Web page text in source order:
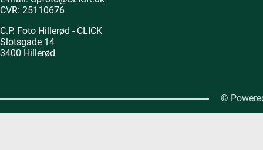
CVR: 25110676
C.P. Foto Hillerød - CLICK
Slotsgade 14
3400 Hillerød
©